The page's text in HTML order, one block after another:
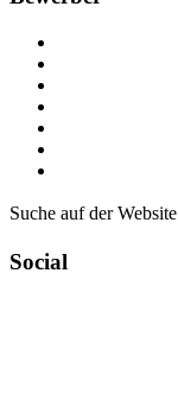
Suche auf der Website
Social